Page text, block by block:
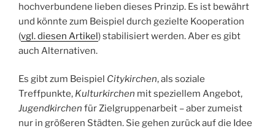
hochverbundene lieben dieses Prinzip. Es ist bewährt
und könnte zum Beispiel durch gezielte Kooperation
(vgl. diesen Artikel) stabilisiert werden. Aber es gibt
auch Alternativen.
Es gibt zum Beispiel Citykirchen, als soziale
Treffpunkte, Kulturkirchen mit speziellem Angebot,
Jugendkirchen für Zielgruppenarbeit – aber zumeist
nur in größeren Städten. Sie gehen zurück auf die Idee